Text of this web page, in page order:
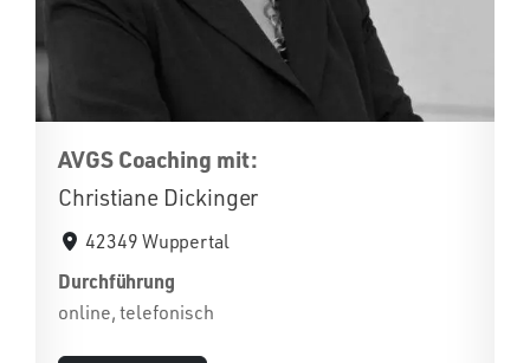
AVGS Coaching mit:
Christiane Dickinger
42349 Wuppertal
Durchführung
online, telefonisch